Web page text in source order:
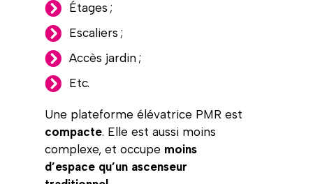
Étages ;
Escaliers ;
Accès jardin ;
Etc.
Une plateforme élévatrice PMR est
compacte. Elle est aussi moins
complexe, et occupe moins
d’espace qu’un ascenseur